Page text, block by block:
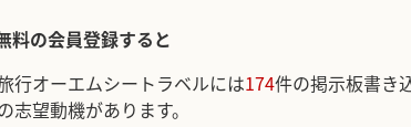
料の会員登録すると
行オーエムシートラベルには174件の掲示板書き
志望動機があります。